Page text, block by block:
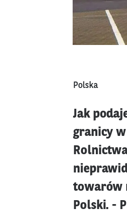
Polska
Jak
granicy
towarów
Polski. -